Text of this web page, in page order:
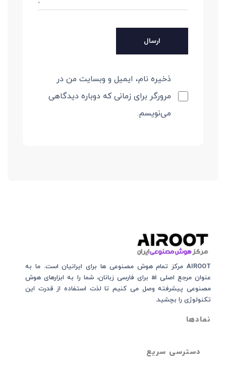
ذخیره نام، ایمیل و وبسایت من در
مرورگر برای زمانی که دوباره دیدگاهی
می‌نویسم.
دسترسی سریع
AIROOT مرکز تمام هوش مصنوعی‌‌‌ ها برای ایرانیان است. ما به
عنوان مرجع اصلی ai برای فارسی زبانان، شما را به ابزارهای هوش
مصنوعی پیشرفته وصل می کنیم تا لذت استفاده از قدرت این
تکنولوژی را بچشید.
نمادها